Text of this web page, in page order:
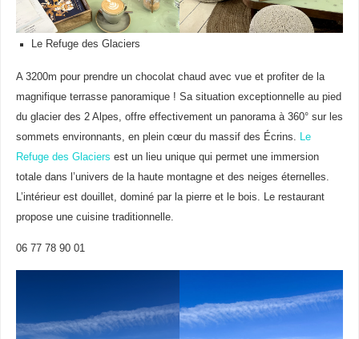
Le Refuge des Glaciers
A 3200m pour prendre un chocolat chaud avec vue et profiter de la
magnifique terrasse panoramique ! Sa situation exceptionnelle au pied
du glacier des 2 Alpes, offre effectivement un panorama à 360° sur les
sommets environnants, en plein cœur du massif des Écrins. Le
Refuge des Glaciers est un lieu unique qui permet une immersion
totale dans l’univers de la haute montagne et des neiges éternelles.
L’intérieur est douillet, dominé par la pierre et le bois. Le restaurant
propose une cuisine traditionnelle.
06 77 78 90 01